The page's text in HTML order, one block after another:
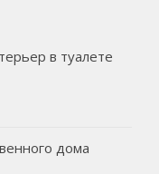
в туалете
дома